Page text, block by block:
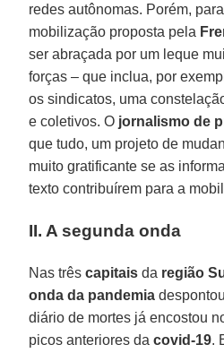
redes autônomas. Porém,
mobilização proposta pela
ser abraçada por um leque
forças – que inclua, por
os sindicatos, uma
e coletivos. O jornalismo de
que tudo, um projeto de
muito gratificante se as
texto contribuírem para a
II. A segunda onda
Nas trêscapitais da região
onda da pandemia
diário de mortes já encostou
picos anteriores dacovid-19.